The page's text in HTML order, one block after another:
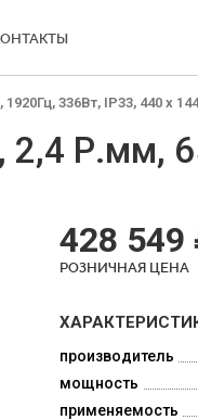
336Вт, IP33, 440 x
Р.мм,
428 549
РОЗНИЧНАЯ ЦЕНА
производитель
мощность
применяемость